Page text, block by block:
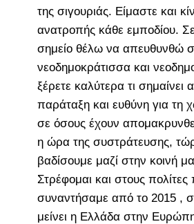
της σιγουριάς. Είμαστε και
ανατροπής κάθε εμποδίου.
σημείο θέλω να απευθυνθώ
νεοδημοκράτισσα και
ξέρετε καλύτερα τι σημαίνει
παράταξη και ευθύνη για τη
σε όσους έχουν
η ώρα της συστράτευσης,
βαδίσουμε μαζί στην κοινή
Στρέφομαι και στους πολίτες
συναντήσαμε από το 2015 ,
μείνει η Ελλάδα στην